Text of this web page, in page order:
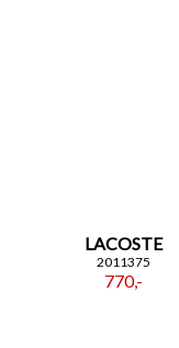
LACOSTE
2011375
770,-